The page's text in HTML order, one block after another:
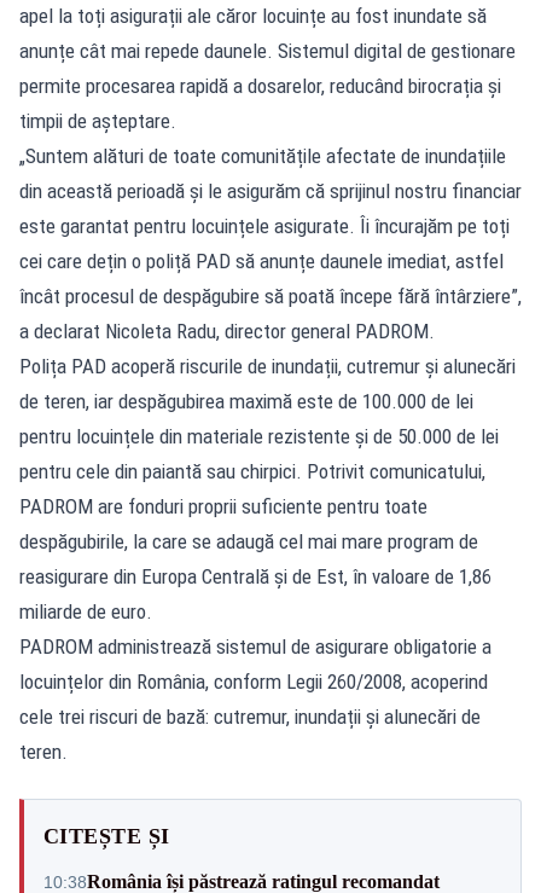
apel la toți asigurații ale căror locuințe au fost inundate să
anunțe cât mai repede daunele. Sistemul digital de gestionare
permite procesarea rapidă a dosarelor, reducând birocrația și
timpii de așteptare.
„Suntem alături de toate comunitățile afectate de inundațiile
din această perioadă și le asigurăm că sprijinul nostru financiar
este garantat pentru locuințele asigurate. Îi încurajăm pe toți
cei care dețin o poliță PAD să anunțe daunele imediat, astfel
încât procesul de despăgubire să poată începe fără întârziere”,
a declarat Nicoleta Radu, director general PADROM.
Polița PAD acoperă riscurile de inundații, cutremur și alunecări
de teren, iar despăgubirea maximă este de 100.000 de lei
pentru locuințele din materiale rezistente și de 50.000 de lei
pentru cele din paiantă sau chirpici. Potrivit comunicatului,
PADROM are fonduri proprii suficiente pentru toate
despăgubirile, la care se adaugă cel mai mare program de
reasigurare din Europa Centrală și de Est, în valoare de 1,86
miliarde de euro.
PADROM administrează sistemul de asigurare obligatorie a
locuințelor din România, conform Legii 260/2008, acoperind
cele trei riscuri de bază: cutremur, inundații și alunecări de
teren.
CITEȘTE ȘI
10:38România își păstrează ratingul recomandat